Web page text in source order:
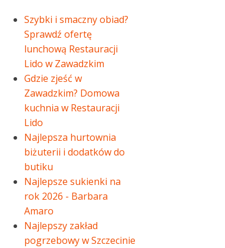
Szybki i smaczny obiad?
Sprawdź ofertę
lunchową Restauracji
Lido w Zawadzkim
Gdzie zjeść w
Zawadzkim? Domowa
kuchnia w Restauracji
Lido
Najlepsza hurtownia
biżuterii i dodatków do
butiku
Najlepsze sukienki na
rok 2026 - Barbara
Amaro
Najlepszy zakład
pogrzebowy w Szczecinie